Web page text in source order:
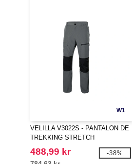
W1
VELILLA V3022S - PANTALON DE
TREKKING STRETCH
488,99 kr -38%